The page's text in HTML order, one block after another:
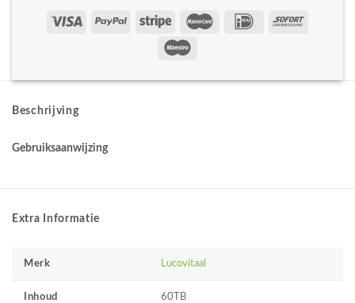
Beschrijving
Gebruiksaanwijzing
Extra Informatie
Merk Lucovitaal
Inhoud 60TB